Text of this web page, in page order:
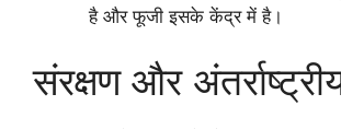
है और फूजी इसके केंद्र में है।
संरक्षण और